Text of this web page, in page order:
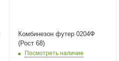
Комбинезон футер 0204Ф
(Рост 68)
Посмотреть наличие